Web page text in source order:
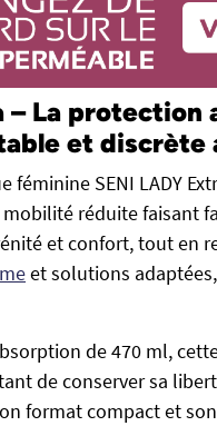
– La
et discrète
SENI LADY
réduite faisant
et confort, tout en
et solutions
de 470 ml,
de conserver sa
format compact et